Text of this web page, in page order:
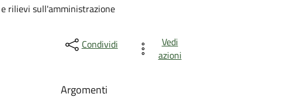
rilievi sull'amministrazione
Condividi
Vedi
azioni
Argomenti